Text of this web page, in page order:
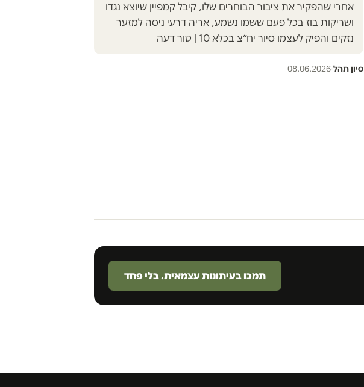
אחרי שהפקיר את ציבור הבוחרים שלו, קיבל קמפיין שיוצא נגדו
ושריקות בוז בכל פעם ששמו נשמע, אריה דרעי ניסה למזער
נזקים והפיק לעצמו סיור יח״צ בכלא 10 | טור דעה
סיון תהל·
08.06.2026
תמכו בעיתונות עצמאית. בלי פחד